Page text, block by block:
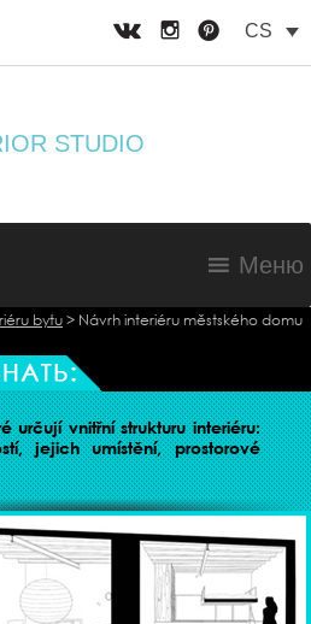
CS
STUDIO
Меню
bytu > Návrh interiéru městského domu
ŽIVOTNÍHO PROSTORU
určují vnitřní strukturu interiéru:
jejich umístění, prostorové